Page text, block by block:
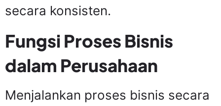
secara konsisten.
Fungsi Proses Bisnis
dalam Perusahaan
Menjalankan proses bisnis secara